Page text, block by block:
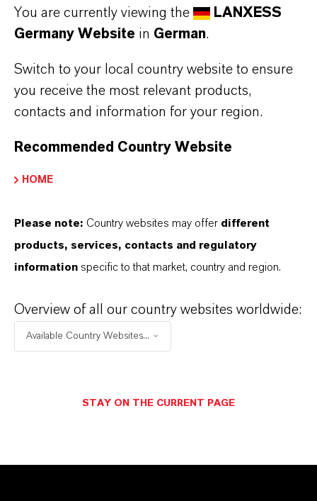
Kontakt
Wir sind für Sie da!
unsere Estrichspezialisten.
KONTAKTIEREN SIE UNS!
You are currently viewing the
LANXESS
Germany Website in German.
Switch to your local country website to ensure
you receive the most relevant products,
contacts and information for your region.
Recommended Country Website
HOME
Please note: Country websites may offer different
products, services, contacts and regulatory
information specific to that market, country and region.
Overview of all our country websites worldwide:
Available Country Websites...
STAY ON THE CURRENT PAGE